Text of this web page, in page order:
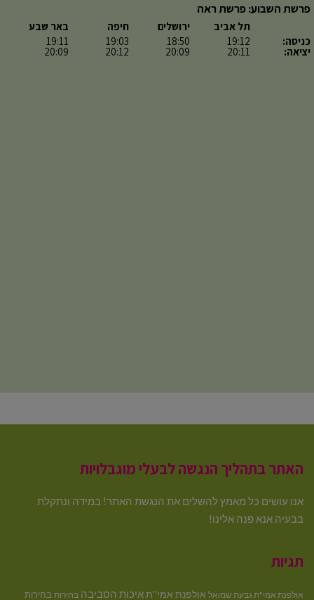
פרשת השבוע: פרשת ראה
כניסה:
יציאה:
תל אביב
19:12
20:11
ירושלים
18:50
20:09
חיפה
19:03
20:12
באר שבע
19:11
20:09
האתר בתהליך הנגשה לבעלי מוגבלויות
אנו עושים כל מאמץ להשלים את הנגשת האתר! במידה ונתקלת
בבעיה אנא פנה אלינו!
תגיות
אולפנת אמי"ת גבעת שמואל אולפנת אמי''תאיכות הסביבה בחירות בחירות